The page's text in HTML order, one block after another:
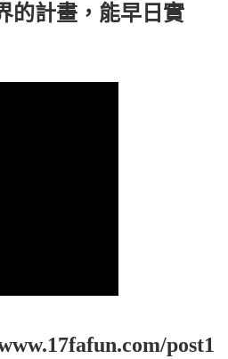
的計畫，能早日實
post1